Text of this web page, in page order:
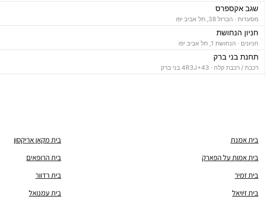
שגב אקספרס
מסעדות · הברזל 38, תל אביב יפו
חניון הנחושת
חניונים · הנחושת 1, תל אביב יפו
תחנת בני ברק
רכבת / רכבת קלה ·
מבני משרדים ומסחר ·
"בית הברזל 25"
"בית הנחושת 10"
מבני משרדים ומסחר ·
בית אמנת
בית מקאן אריקסון
בית אמות על הפארק
בית הרופאים
בית זמיר
בית רדוור
בית זיויאל בית עמנואל